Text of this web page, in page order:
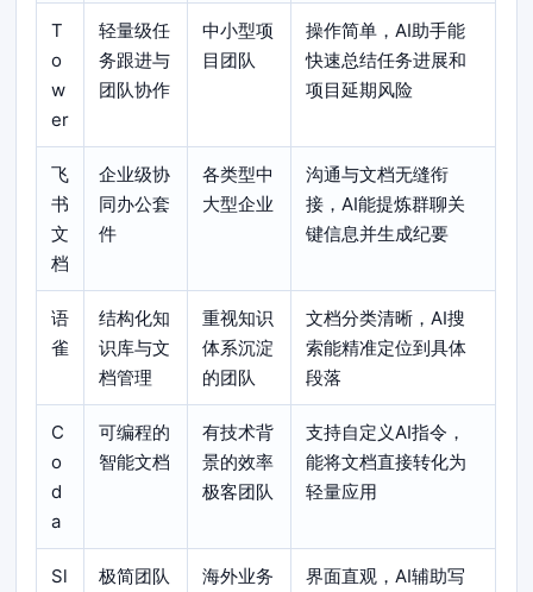
T
o
w
er
轻量级任
务跟进与
团队协作
中小型项
目团队
操作简单，AI助手能
快速总结任务进展和
项目延期风险
飞
书
文
档
企业级协
同办公套
件
各类型中
大型企业
沟通与文档无缝衔
接，AI能提炼群聊关
键信息并生成纪要
语
雀
结构化知
识库与文
档管理
重视知识
体系沉淀
的团队
文档分类清晰，AI搜
索能精准定位到具体
段落
C
o
d
a
可编程的
智能文档
有技术背
景的效率
极客团队
支持自定义AI指令，
能将文档直接转化为
轻量应用
Sl
极简团队
海外业务
界面直观，AI辅助写